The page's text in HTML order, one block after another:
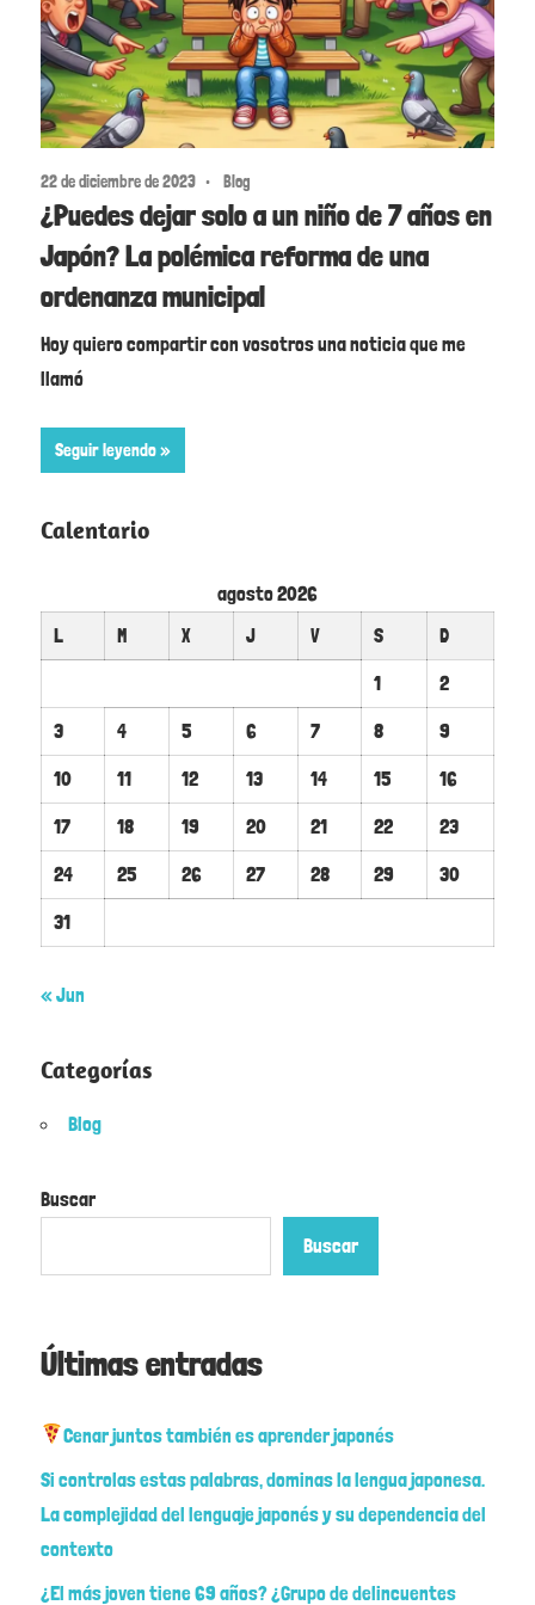
22 de diciembre de 2023 Blog
¿Puedes dejar solo a un niño de 7 años en
Japón? La polémica reforma de una
ordenanza municipal
Hoy quiero compartir con vosotros una noticia que me
llamó
Seguir leyendo
Calentario
agosto 2026
L
M X J V S
D
1
2
3
4 5 6 7 8
9
10
11 12 13 14 15
16
17
18 19 20 21 22
23
24
25 26 27 28 29
30
31
« Jun
Categorías
Blog
Buscar
Buscar
Últimas entradas
Cenar juntos también es aprender japonés
Si controlas estas palabras, dominas la lengua japonesa.
La complejidad del lenguaje japonés y su dependencia del
contexto
¿El más joven tiene 69 años? ¿Grupo de delincuentes